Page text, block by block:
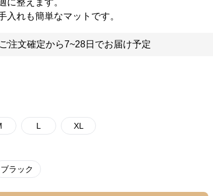
に整えます。
入れも簡単なマットです。
ご注文確定から7~28日でお届け予定
L XL
ブラック